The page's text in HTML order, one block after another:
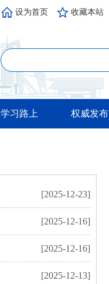
设为首页 收藏本站
学习路上 权威发布
[2025-12-23]
[2025-12-16]
[2025-12-16]
[2025-12-13]